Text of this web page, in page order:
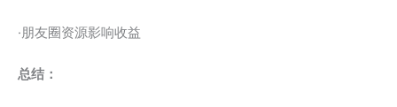
·朋友圈资源影响收益
总结：